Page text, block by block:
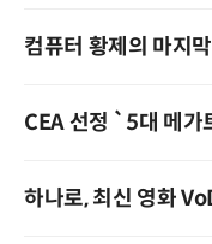
컴퓨터 황제의 마지
CEA 선정 `5대 메가
하나로, 최신 영화